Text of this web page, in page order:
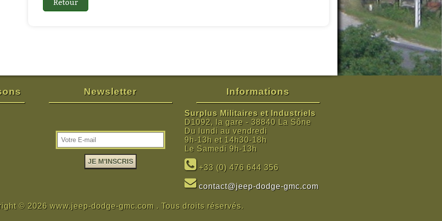
Newsletter Informations
Surplus Militaires et Industriels
D1092, la gare - 38840 La Sône
Du lundi au vendredi
9h-13h et 14h30-18h
Le Samedi 9h-13h
+33 (0) 476 644 356
contact@jeep-dodge-gmc.com
© 2026 www.jeep-dodge-gmc.com . Tous droits réservés.